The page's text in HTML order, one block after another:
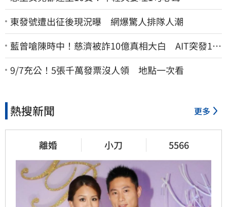
東發號遭出征後現況曝 網爆驚人排隊人潮
藍曾嗆陳時中！慈濟被詐10億真相大白 AIT突發1文
酸爆…他笑：真的很會
9/7充公！5張千萬發票沒人領 地點一次看
熱搜新聞 更多
離婚 小刀 5566